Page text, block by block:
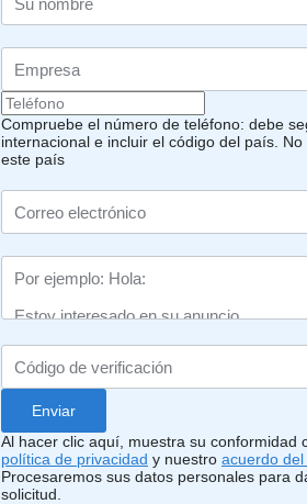
Compruebe el número de teléfono: debe
internacional e incluir el código del país. No
este país
Al hacer clic aquí, muestra su conformidad
política de privacidad y nuestro acuerdo
Procesaremos sus datos personales para
solicitud.